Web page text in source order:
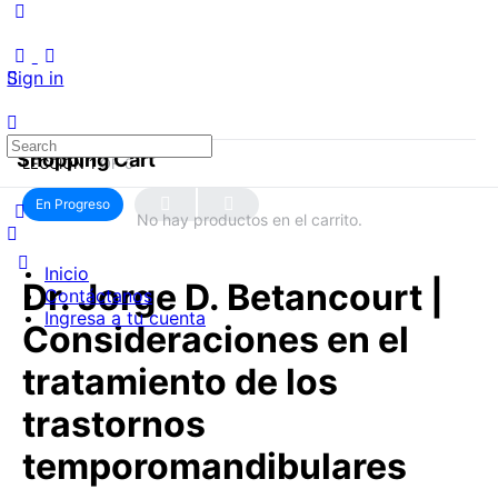
Sign in
Shopping Cart
No hay productos en el carrito.
Inicio
Contáctanos
Ingresa a tu cuenta
LECCIÓN 1OF 0
En Progreso
Dr. Jorge D. Betancourt |
Consideraciones en el
tratamiento de los
trastornos
temporomandibulares